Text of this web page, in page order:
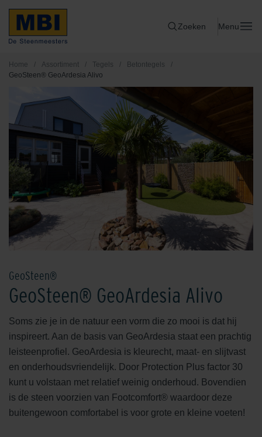
Zoeken Menu
Home / Assortiment / Tegels / Betontegels
/
GeoSteen® GeoArdesia Alivo
GeoSteen®
GeoSteen® GeoArdesia Alivo
Soms zie je in de natuur een vorm die zo mooi is dat hij
inspireert. Aan de basis van GeoArdesia staat een prachtig
leisteenprofiel. GeoArdesia is kleurecht, maat- en slijtvast
en onderhoudsvriendelijk. Door Protection Plus factor 30
kunt u volstaan met relatief weinig onderhoud. Bovendien
is de steen voorzien van Footcomfort® waardoor deze
buitengewoon comfortabel is voor grote en kleine voeten!